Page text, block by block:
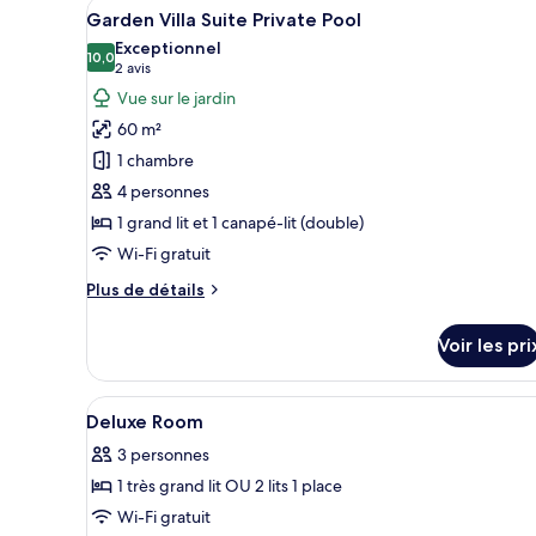
chambre
Chambre
Deluxe
Afficher
toutes
les
photos
pour
ce
type
de
chambre :
Garden
Villa
Pool
9
Garden Villa Suite Private Pool
10,010,0 sur 10
Exceptionnel
2 avis
(2 avis)
Vue sur le jardin
60 m²
1 chambre
4 personnes
1 grand lit et 1 canapé-lit (double)
Wi-Fi gratuit
Plus de détails
Plus
le
type
de
Garden
Villa
Private
Voir les
Afficher
toutes
les
photos
pour
Literie hypoallergénique,
2
Deluxe Room
3 personnes
1 très grand lit OU 2 lits 1 place
Wi-Fi gratuit